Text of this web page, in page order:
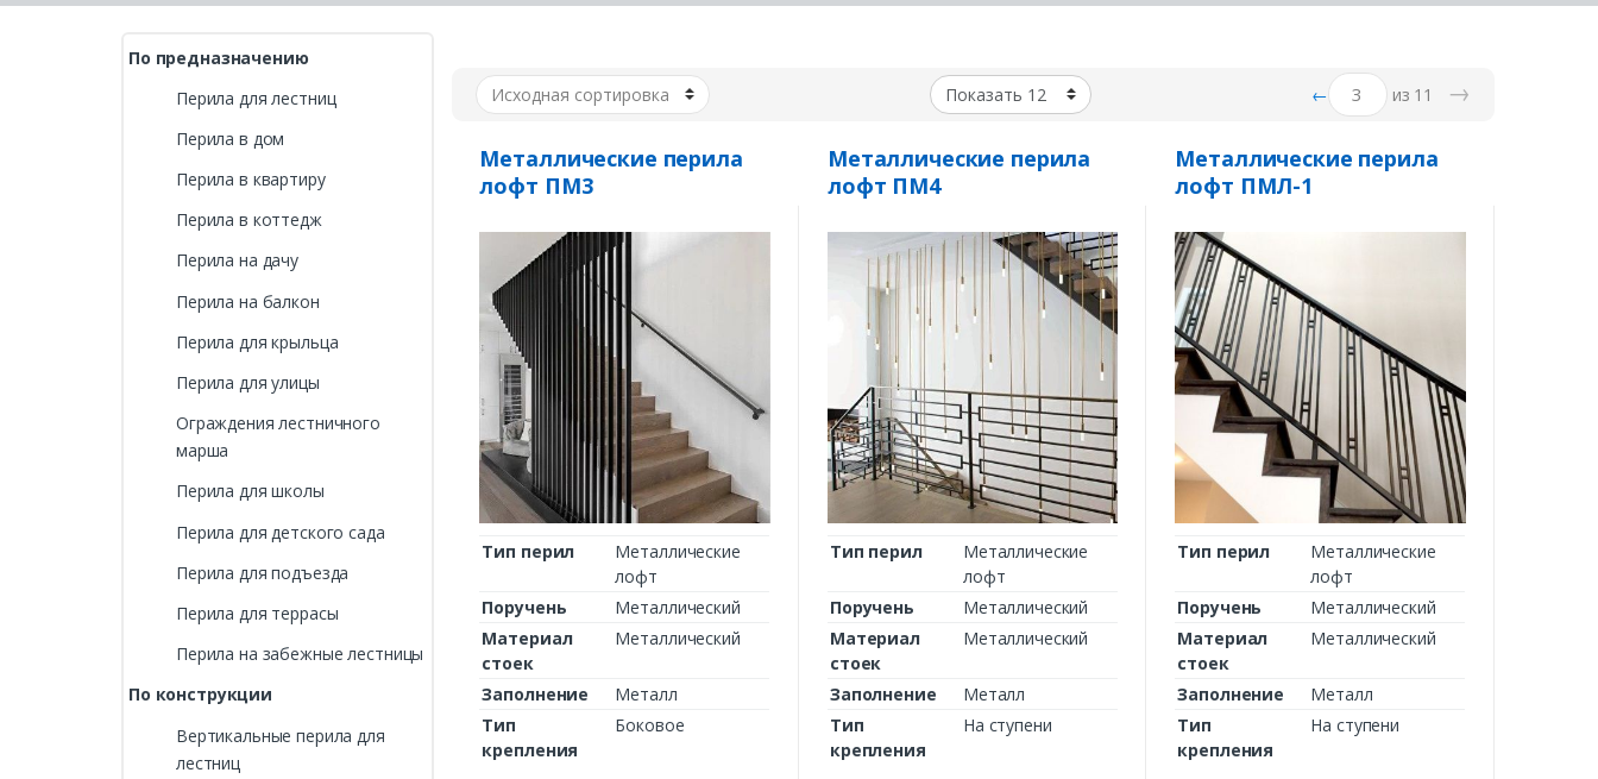
← из 11 →
Металлические перила
лофт ПМ3
Тип перил
Металлические
лофт
Поручень
Металлический
Материал
стоек
Металлический
Заполнение
Металл
Тип
крепления
Боковое
Металлические перила
лофт ПМ4
Тип перил
Металлические
лофт
Поручень
Металлический
Материал
стоек
Металлический
Заполнение
Металл
Тип
крепления
На ступени
Металлические перила
лофт ПМЛ-1
Тип перил
Металлические
лофт
Поручень
Металлический
Материал
стоек
Металлический
Заполнение
Металл
Тип
крепления
На ступени
По предназначению
Перила для лестниц
Перила в дом
Перила в квартиру
Перила в коттедж
Перила на дачу
Перила на балкон
Перила для крыльца
Перила для улицы
Ограждения лестничного
марша
Перила для школы
Перила для детского сада
Перила для подъезда
Перила для террасы
Перила на забежные лестницы
По конструкции
Вертикальные перила для
лестниц